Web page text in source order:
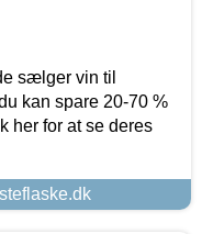
sælger vin til
kan spare 20-70 %
her for at se deres